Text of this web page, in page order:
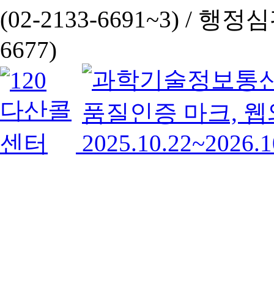
(02-2133-6691~3) / 행정심
6677)